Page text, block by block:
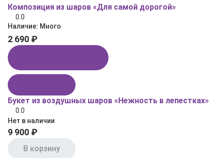
Композиция из шаров «Для самой дорогой»
0.0
Наличие: Много
2 690 ₽
Букет из воздушных шаров «Нежность в лепестках»
0.0
Нет в наличии
9 900 ₽
В корзину